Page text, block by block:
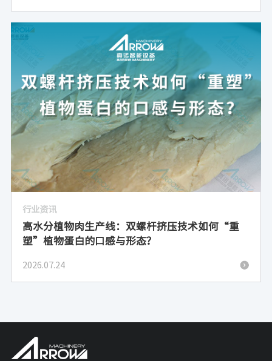
行业资讯
高水分植物肉生产线：双螺杆挤压技术如何“重
塑”植物蛋白的口感与形态？
2026.07.24